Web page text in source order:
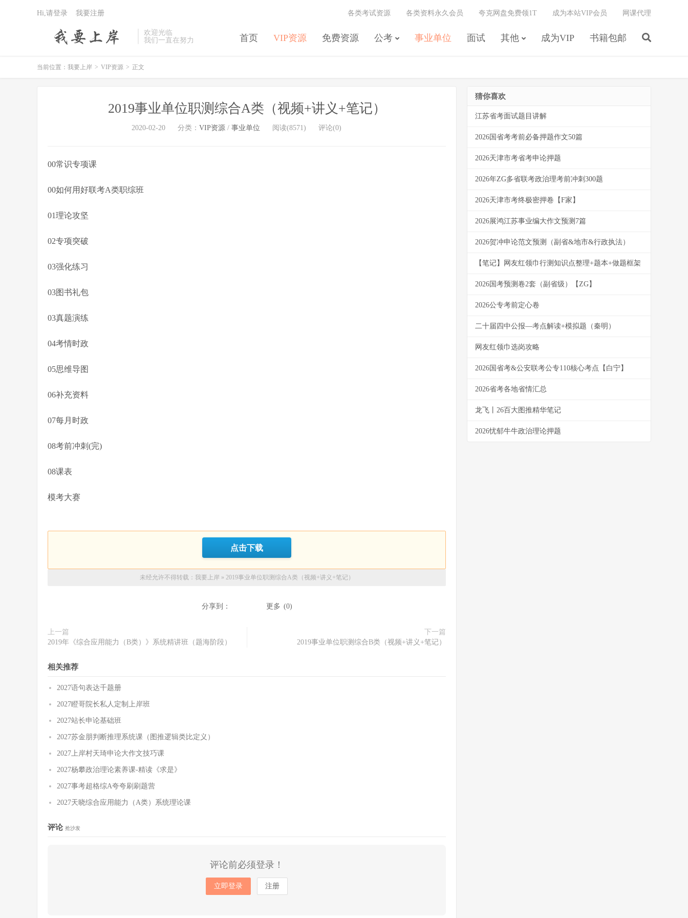
欢迎光临
我们一直在努力
首页 VIP资源 免费资源 公考 事业单位 面试 其他 成为VIP 书籍包邮
各类考试资源 各类资料永久会员 夸克网盘免费领1T 成为本站VIP会员 网课代理
Hi,请登录 我要注册
当前位置： 我要上岸 > VIP资源 > 正文
2019事业单位职测综合A类（视频+讲义+笔记）
2020-02-20 分类： VIP资源 / 事业单位 阅读(8571) 评论(0)
00常识专项课
00如何用好联考A类职综班
01理论攻坚
02专项突破
03强化练习
03图书礼包
03真题演练
04考情时政
05思维导图
06补充资料
07每月时政
08考前冲刺(完)
08课表
模考大赛
点击下载
未经允许不得转载： 我要上岸 » 2019事业单位职测综合A类（视频+讲义+笔记）
分享到： 更多 (0)
上一篇
2019年《综合应用能力（B类）》系统精讲班（题海阶段）
下一篇
2019事业单位职测综合B类（视频+讲义+笔记）
相关推荐
2027语句表达千题册
2027瞪哥院长私人定制上岸班
2027站长申论基础班
2027苏金朋判断推理系统课（图推逻辑类比定义）
2027上岸村天琦申论大作文技巧课
2027杨攀政治理论素养课-精读《求是》
2027事考超格综A夸夸刷刷题营
2027天晓综合应用能力（A类）系统理论课
评论 抢沙发
评论前必须登录！
立即登录 注册
猜你喜欢
江苏省考面试题目讲解
2026国省考考前必备押题作文50篇
2026天津市考省考申论押题
2026年ZG多省联考政治理考前冲刺300题
2026天津市考终极密押卷【F家】
2026展鸿江苏事业编大作文预测7篇
2026贺冲申论范文预测（副省&地市&行政执法）
【笔记】网友红领巾行测知识点整理+题本+做题框架
2026国考预测卷2套（副省级）【ZG】
2026公专考前定心卷
二十届四中公报—考点解读+模拟题（秦明）
网友红领巾选岗攻略
2026国省考&公安联考公专110核心考点【白宁】
2026省考各地省情汇总
龙飞丨26百大图推精华笔记
2026忧郁牛牛政治理论押题